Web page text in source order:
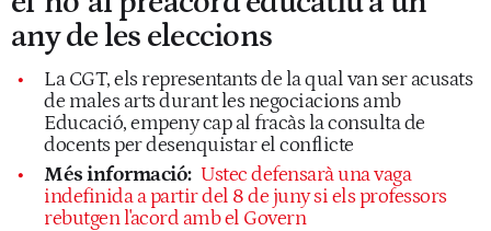
any de les eleccions
La CGT, els representants de la qual van ser acusats
de males arts durant les negociacions amb
Educació, empeny cap al fracàs la consulta de
docents per desenquistar el conflicte
Més informació: Ustec defensarà una vaga
indefinida a partir del 8 de juny si els professors
rebutgen l'acord amb el Govern